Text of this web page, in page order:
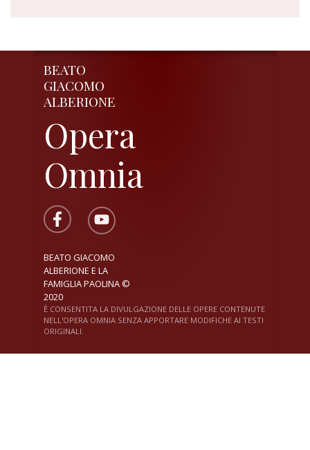
BEATO
GIACOMO
ALBERIONE
Opera
Omnia
BEATO GIACOMO
ALBERIONE E LA
FAMIGLIA PAOLINA ©
2020
È CONSENTITA LA DIVULGAZIONE DELLE OPERE CONTENUTE
NELL'OPERA OMNIA SENZA APPORTARE MODIFICHE AI TESTI
ORIGINALI.